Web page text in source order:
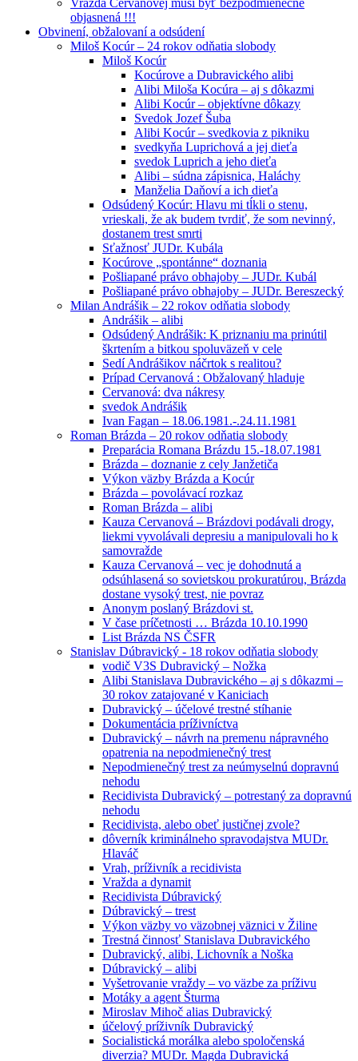
objasnená !!!
Obvinení, obžalovaní a odsúdení
Miloš Kocúr – 24 rokov odňatia slobody
Miloš Kocúr
Kocúrove a Dubravického alibi
Alibi Miloša Kocúra – aj s dôkazmi
Alibi Kocúr – objektívne dôkazy
Svedok Jozef Šuba
Alibi Kocúr – svedkovia z pikniku
svedkyňa Luprichová a jej dieťa
svedok Luprich a jeho dieťa
Alibi – súdna zápisnica, Haláchy
Manželia Daňoví a ich dieťa
Odsúdený Kocúr: Hlavu mi tĺkli o stenu,
vrieskali, že ak budem tvrdiť, že som nevinný,
dostanem trest smrti
Sťažnosť JUDr. Kubála
Kocúrove „spontánne“ doznania
Pošliapané právo obhajoby – JUDr. Kubál
Pošliapané právo obhajoby – JUDr. Bereszecký
Milan Andrášik – 22 rokov odňatia slobody
Andrášik – alibi
Odsúdený Andrášik: K priznaniu ma prinútil
škrtením a bitkou spoluväzeň v cele
Sedí Andrášikov náčrtok s realitou?
Prípad Cervanová : Obžalovaný hladuje
Cervanová: dva nákresy
svedok Andrášik
Ivan Fagan – 18.06.1981.-.24.11.1981
Roman Brázda – 20 rokov odňatia slobody
Preparácia Romana Brázdu 15.-18.07.1981
Brázda – doznanie z cely Janžetiča
Výkon väzby Brázda a Kocúr
Brázda – povolávací rozkaz
Roman Brázda – alibi
Kauza Cervanová – Brázdovi podávali drogy,
liekmi vyvolávali depresiu a manipulovali ho k
samovražde
Kauza Cervanová – vec je dohodnutá a
odsúhlasená so sovietskou prokuratúrou, Brázda
dostane vysoký trest, nie povraz
Anonym poslaný Brázdovi st.
V čase príčetnosti … Brázda 10.10.1990
List Brázda NS ČSFR
Stanislav Dúbravický - 18 rokov odňatia slobody
vodič V3S Dubravický – Nožka
Alibi Stanislava Dubravického – aj s dôkazmi –
30 rokov zatajované v Kaniciach
Dubravický – účelové trestné stíhanie
Dokumentácia príživníctva
Dubravický – návrh na premenu nápravného
opatrenia na nepodmienečný trest
Nepodmienečný trest za neúmyselnú dopravnú
nehodu
Recidivista Dubravický – potrestaný za dopravnú
nehodu
Recidivista, alebo obeť justičnej zvole?
dôverník kriminálneho spravodajstva MUDr.
Hlaváč
Vrah, príživník a recidivista
Vražda a dynamit
Recidivista Dúbravický
Dúbravický – trest
Výkon väzby vo väzobnej väznici v Žiline
Trestná činnosť Stanislava Dubravického
Dubravický, alibi, Lichovník a Noška
Dúbravický – alibi
Vyšetrovanie vraždy – vo väzbe za príživu
Motáky a agent Šturma
Miroslav Mihoč alias Dubravický
účelový príživník Dubravický
Socialistická morálka alebo spoločenská
diverzia? MUDr. Magda Dubravická